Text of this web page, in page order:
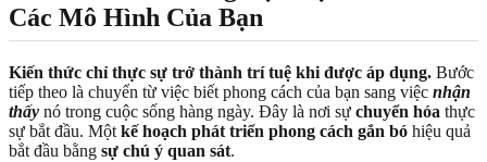
Các Mô Hình Của Bạn
Kiến thức chỉ thực sự trở thành trí tuệ khi được áp dụng. Bước
tiếp theo là chuyển từ việc biết phong cách của bạn sang việc nhận
thấy nó trong cuộc sống hàng ngày. Đây là nơi sự chuyển hóa thực
sự bắt đầu. Một kế hoạch phát triển phong cách gắn bó hiệu quả
bắt đầu bằng sự chú ý quan sát.